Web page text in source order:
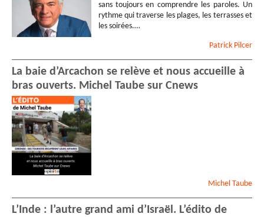
sans toujours en comprendre les paroles. Un
rythme qui traverse les plages, les terrasses et
les soirées.…
Patrick Pilcer
La baie d’Arcachon se relève et nous accueille à
bras ouverts. Michel Taube sur Cnews
Michel Taube
L’Inde : l’autre grand ami d’Israël. L’édito de